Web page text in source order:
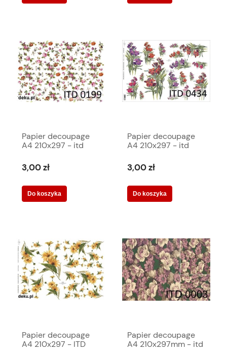
Papier decoupage
A4 210x297 - itd
3,00 zł
Do koszyka
Papier decoupage
A4 210x297 - itd
3,00 zł
Do koszyka
Papier decoupage
A4 210x297 - ITD
Papier decoupage
A4 210x297mm - itd